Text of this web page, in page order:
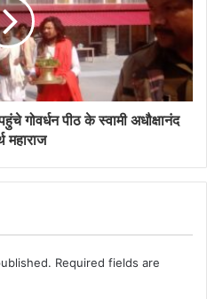
गोवर्धन पीठ के स्वामी अधौक्षानंद
महाराज
Required fields are